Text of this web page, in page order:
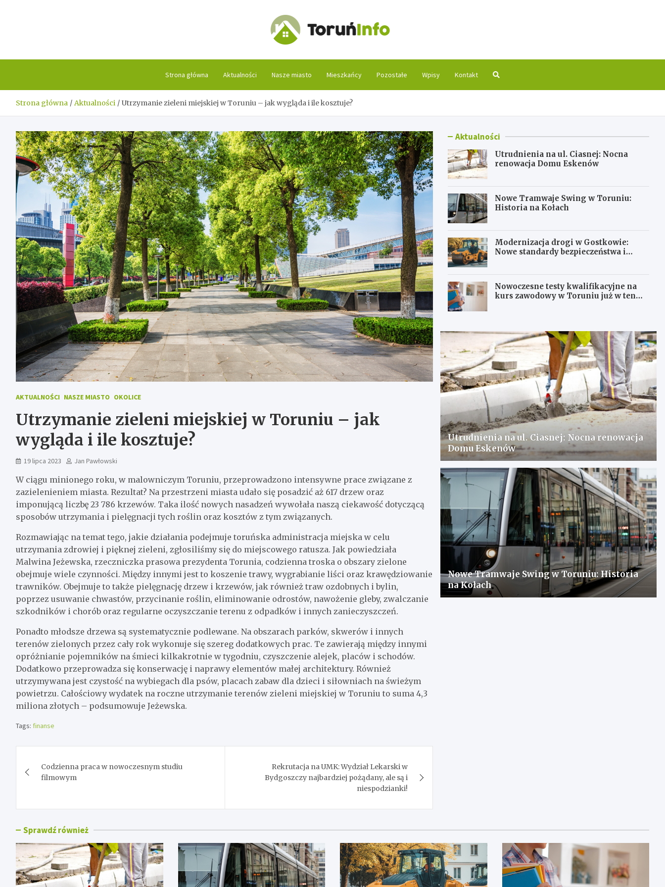
Strona główna Aktualności Nasze miasto Mieszkańcy Pozostałe Wpisy Kontakt
Strona główna Aktualności Utrzymanie zieleni miejskiej w Toruniu – jak wygląda i ile kosztuje?
AKTUALNOŚCI NASZE MIASTO OKOLICE
Utrzymanie zieleni miejskiej w Toruniu – jak
wygląda i ile kosztuje?
19 lipca 2023 Jan Pawłowski
W ciągu minionego roku, w malowniczym Toruniu, przeprowadzono intensywne prace związane z
zazielenieniem miasta. Rezultat? Na przestrzeni miasta udało się posadzić aż 617 drzew oraz
imponującą liczbę 23 786 krzewów. Taka ilość nowych nasadzeń wywołała naszą ciekawość dotyczącą
sposobów utrzymania i pielęgnacji tych roślin oraz kosztów z tym związanych.
Rozmawiając na temat tego, jakie działania podejmuje toruńska administracja miejska w celu
utrzymania zdrowiej i pięknej zieleni, zgłosiliśmy się do miejscowego ratusza. Jak powiedziała
Malwina Jeżewska, rzeczniczka prasowa prezydenta Torunia, codzienna troska o obszary zielone
obejmuje wiele czynności. Między innymi jest to koszenie trawy, wygrabianie liści oraz krawędziowanie
trawników. Obejmuje to także pielęgnację drzew i krzewów, jak również traw ozdobnych i bylin,
poprzez usuwanie chwastów, przycinanie roślin, eliminowanie odrostów, nawożenie gleby, zwalczanie
szkodników i chorób oraz regularne oczyszczanie terenu z odpadków i innych zanieczyszczeń.
Ponadto młodsze drzewa są systematycznie podlewane. Na obszarach parków, skwerów i innych
terenów zielonych przez cały rok wykonuje się szereg dodatkowych prac. Te zawierają między innymi
opróżnianie pojemników na śmieci kilkakrotnie w tygodniu, czyszczenie alejek, placów i schodów.
Dodatkowo przeprowadza się konserwację i naprawy elementów małej architektury. Również
utrzymywana jest czystość na wybiegach dla psów, placach zabaw dla dzieci i siłowniach na świeżym
powietrzu. Całościowy wydatek na roczne utrzymanie terenów zieleni miejskiej w Toruniu to suma 4,3
miliona złotych – podsumowuje Jeżewska.
Tags: finanse
wpisu
Codzienna praca w nowoczesnym studiu
filmowym
Rekrutacja na UMK: Wydział Lekarski w
Bydgoszczy najbardziej pożądany, ale są i
niespodzianki!
Aktualności
Utrudnienia na ul. Ciasnej: Nocna
renowacja Domu Eskenów
Nowe Tramwaje Swing w Toruniu:
Historia na Kołach
Modernizacja drogi w Gostkowie:
Nowe standardy bezpieczeństwa i
Nowoczesne testy kwalifikacyjne na
kurs zawodowy w Toruniu już w ten
Utrudnienia na ul. Ciasnej: Nocna renowacja
Domu Eskenów
Nowe Tramwaje Swing w Toruniu: Historia
na Kołach
Sprawdź również